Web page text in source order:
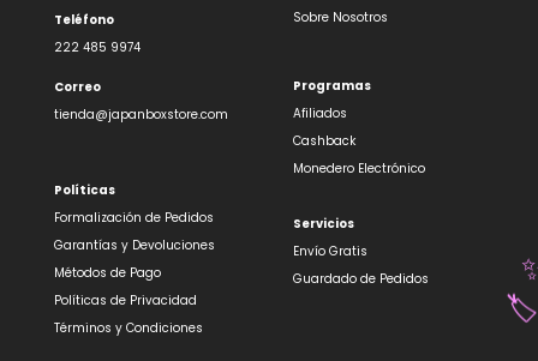
Teléfono
222 485 9974
Correo
tienda@japanboxstore.com
Políticas
Formalización de Pedidos
Garantías y Devoluciones
Métodos de Pago
Políticas de Privacidad
Términos y Condiciones
Sobre Nosotros
Programas
Afiliados
Cashback
Monedero Electrónico
Servicios
Envío Gratis
Guardado de Pedidos